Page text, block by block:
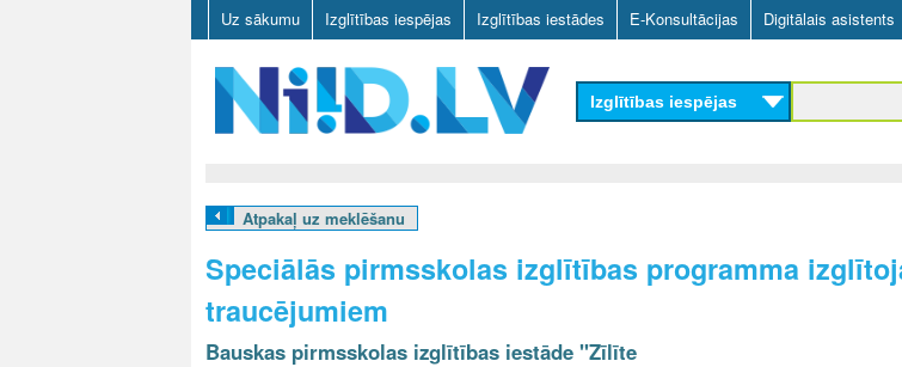
Skip
to
main
content
Uz sākumu Izglītības iespējas Izglītības iestādes E-Konsultācijas Digitālais asistents
D
Izglītības iespējas
Atpakaļ uz meklēšanu
Speciālās pirmsskolas izglītības programma
traucējumiem
Bauskas pirmsskolas izglītības iestāde "Zīlīte